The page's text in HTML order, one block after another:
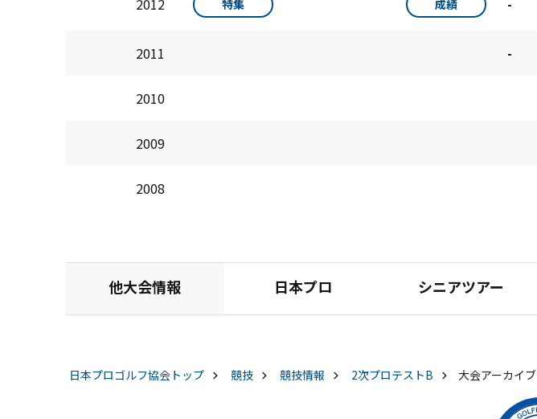
2012 特集 成績 -
2011 -
2010
2009
2008
他大会情報 日本プロ シニアツアー
日本プロゴルフ協会 トップ 競技 競技情報 2次プロテストB 大会アーカイブ